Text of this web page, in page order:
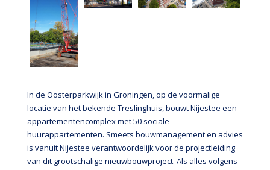
In de Oosterparkwijk in Groningen, op de voormalige
locatie van het bekende Treslinghuis, bouwt Nijestee een
appartementencomplex met 50 sociale
huurappartementen. Smeets bouwmanagement en advies
is vanuit Nijestee verantwoordelijk voor de projectleiding
van dit grootschalige nieuwbouwproject. Als alles volgens